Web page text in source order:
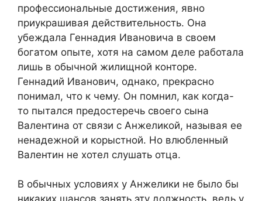
профессиональные достижения, явно
приукрашивая действительность. Она
убеждала Геннадия Ивановича в своем
богатом опыте, хотя на самом деле работала
лишь в обычной жилищной конторе.
Геннадий Иванович, однако, прекрасно
понимал, что к чему. Он помнил, как когда-
то пытался предостеречь своего сына
Валентина от связи с Анжеликой, называя ее
ненадежной и корыстной. Но влюбленный
Валентин не хотел слушать отца.
В обычных условиях у Анжелики не было бы